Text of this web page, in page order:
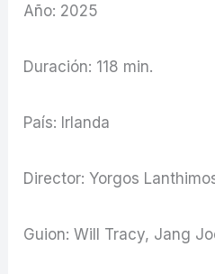
Año: 2025
Duración: 118 min.
País: Irlanda
Director: Yorgos
Guion: Will Tracy, Jang